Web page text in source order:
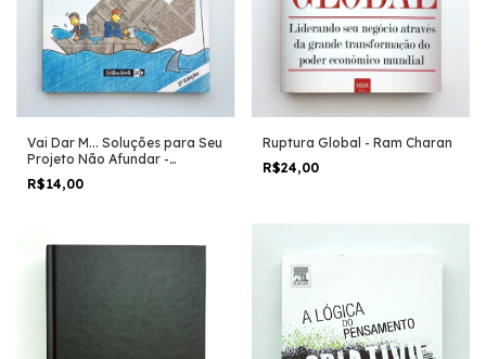
Vai Dar M... Soluções para Seu
Projeto Não Afundar -
Francisco Higa
R$14,00
Ruptura Global - Ram Charan
R$24,00